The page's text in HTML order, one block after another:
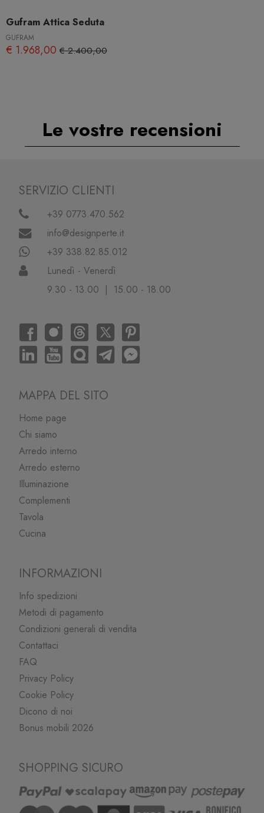
Gufram Attica Seduta
GUFRAM
€ 1.968,00 € 2.400,00
Le vostre recensioni
SERVIZIO CLIENTI
+39 0773.470.562
info@designperte.it
+39 338.82.85.012
Lunedì - Venerdì
9.30 - 13.00 | 15.00 - 18.00
MAPPA DEL SITO
Home page
Chi siamo
Arredo interno
Arredo esterno
Illuminazione
Complementi
Tavola
Cucina
INFORMAZIONI
Info spedizioni
Metodi di pagamento
Condizioni generali di vendita
Contattaci
FAQ
Privacy Policy
Cookie Policy
Dicono di noi
Bonus mobili 2026
SHOPPING SICURO